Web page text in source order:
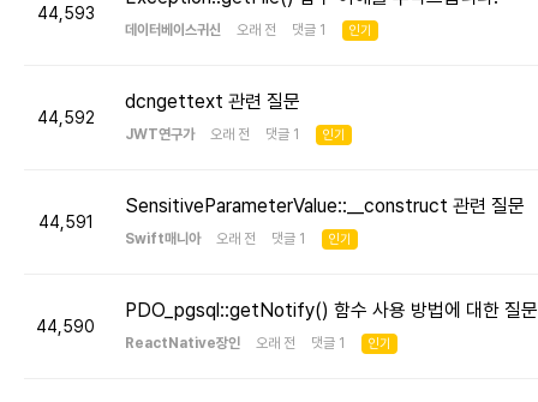
44,593
데이터베이스귀신 오래 전 댓글 1 인기
44,592
dcngettext 관련 질문
JWT연구가 오래 전 댓글 1 인기
44,591
SensitiveParameterValue::__construct 관련 질문
Swift매니아 오래 전 댓글 1 인기
44,590
PDO_pgsql::getNotify() 함수 사용 방법에 대한 질문
ReactNative장인 오래 전 댓글 1 인기